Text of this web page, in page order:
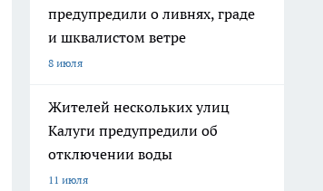
предупредили о ливнях, граде
и шквалистом ветре
8 июля
Жителей нескольких улиц
Калуги предупредили об
отключении воды
11 июля